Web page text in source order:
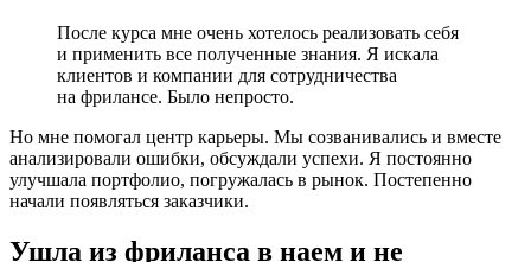
После курса мне очень хотелось реализовать себя
и применить все полученные знания. Я искала
клиентов и компании для сотрудничества
на фрилансе. Было непросто.
Но мне помогал центр карьеры. Мы созванивались и вместе
анализировали ошибки, обсуждали успехи. Я постоянно
улучшала портфолио, погружалась в рынок. Постепенно
начали появляться заказчики.
Ушла из фриланса в наем и не